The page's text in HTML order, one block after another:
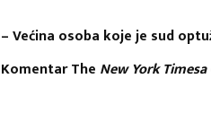
– Većina osoba koje je sud
Komentar The New York Timesa